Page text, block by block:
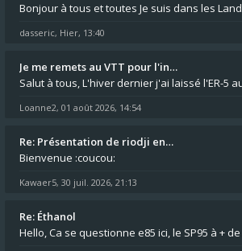
dasseric, Hier, 13:40
Je me remets au VTT pour l'in…
Loanne2, 01 août 2026, 14:54
Re: Présentation de riodji en…
Bienvenue :coucou:
Kawaer5, 30 juil. 2026, 21:13
Re: Éthanol